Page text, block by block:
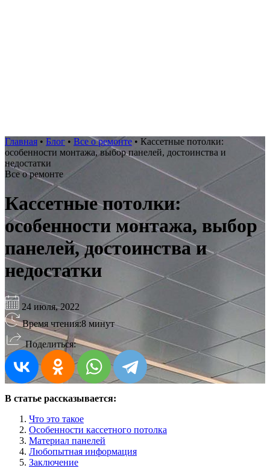
Главная • Блог • Все о ремонте • Кассетные потолки:
особенности монтажа, выбор панелей, достоинства и
недостатки
Все о ремонте
Кассетные потолки:
особенности монтажа, выбор
панелей, достоинства и
недостатки
24 июля, 2022
Время чтения:8 минут
Поделиться:
В статье рассказывается:
Что это такое
Особенности кассетного потолка
Материал панелей
Любопытная информация
Заключение